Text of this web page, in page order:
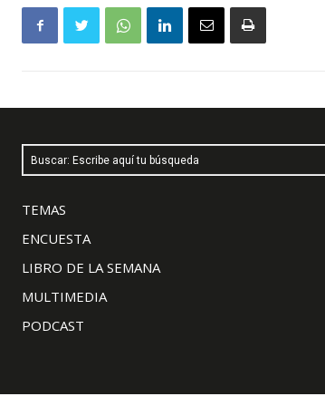
Buscar: Escribe aquí tu búsqueda
TEMAS
ENCUESTA
LIBRO DE LA SEMANA
MULTIMEDIA
PODCAST